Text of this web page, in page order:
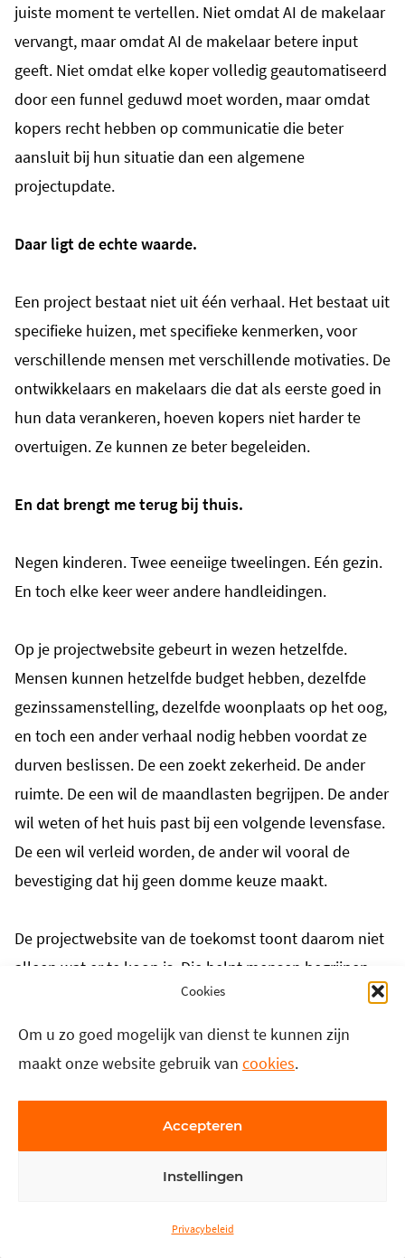
Cookies
Om u zo goed mogelijk van dienst te kunnen zijn
maakt onze website gebruik van cookies.
Accepteren
Instellingen
Privacybeleid
juiste moment te vertellen. Niet omdat AI de makelaar
vervangt, maar omdat AI de makelaar betere input
geeft. Niet omdat elke koper volledig geautomatiseerd
door een funnel geduwd moet worden, maar omdat
kopers recht hebben op communicatie die beter
aansluit bij hun situatie dan een algemene
projectupdate.
Daar ligt de echte waarde.
Een project bestaat niet uit één verhaal. Het bestaat uit
specifieke huizen, met specifieke kenmerken, voor
verschillende mensen met verschillende motivaties. De
ontwikkelaars en makelaars die dat als eerste goed in
hun data verankeren, hoeven kopers niet harder te
overtuigen. Ze kunnen ze beter begeleiden.
En dat brengt me terug bij thuis.
Negen kinderen. Twee eeneiige tweelingen. Eén gezin.
En toch elke keer weer andere handleidingen.
Op je projectwebsite gebeurt in wezen hetzelfde.
Mensen kunnen hetzelfde budget hebben, dezelfde
gezinssamenstelling, dezelfde woonplaats op het oog,
en toch een ander verhaal nodig hebben voordat ze
durven beslissen. De een zoekt zekerheid. De ander
ruimte. De een wil de maandlasten begrijpen. De ander
wil weten of het huis past bij een volgende levensfase.
De een wil verleid worden, de ander wil vooral de
bevestiging dat hij geen domme keuze maakt.
De projectwebsite van de toekomst toont daarom niet
alleen wat er te koop is. Die helpt mensen begrijpen
En dat begint niet bij een tool.